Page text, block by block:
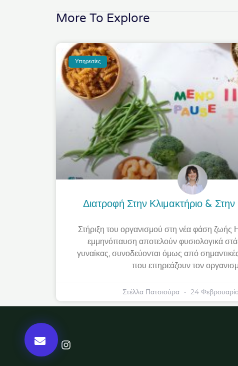
More To Explore
Υπηρεσίες
Διατροφή Στην Κλιμακτήριο &
Στήριξη του οργανισμού στη νέα φάση ζωής
εμμηνόπαυση αποτελούν φυσιολογικά
γυναίκας, συνοδεύονται όμως από
που επηρεάζουν τον
Στέλλα Πατσιούρα 24